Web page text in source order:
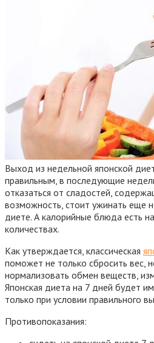
Выход из недельной японской
правильным, в последующие
отказаться от сладостей,
возможность, стоит ужинать еще
диете. А калорийные блюда есть
количествах.
Как утверждается, классическая
поможет не только сбросить вес,
нормализовать обмен веществ,
Японская диета на 7 дней будет
только при условии правильного
Противопоказания: